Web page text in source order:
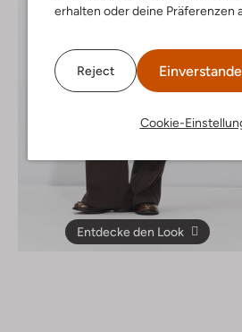
erhalten oder deine Präferenzen
Reject
Cookie-
Entdecke den Look